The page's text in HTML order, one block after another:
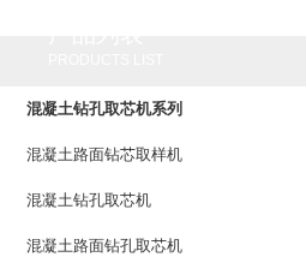
混凝土钻孔取芯机系列
混凝土路面钻芯取样机
混凝土钻孔取芯机
混凝土路面钻孔取芯机